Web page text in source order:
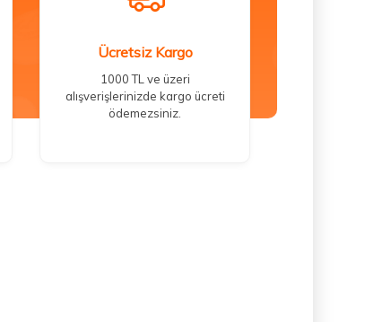
Ücretsiz Kargo
1000 TL ve üzeri
alışverişlerinizde kargo ücreti
ödemezsiniz.